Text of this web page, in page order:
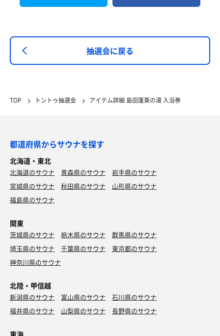
抽選会に戻る
TOP トントゥ抽選会 アイテム詳細 島田蓬莱の湯 入浴券
都道府県からサウナを探す
北海道・東北
北海道のサウナ 青森県のサウナ
岩手県のサウナ
宮城県のサウナ
秋田県のサウナ
山形県のサウナ
福島県のサウナ
関東
茨城県のサウナ 栃木県のサウナ
群馬県のサウナ
埼玉県のサウナ
千葉県のサウナ
東京都のサウナ
神奈川県のサウナ
北陸・甲信越
新潟県のサウナ 富山県のサウナ
石川県のサウナ
福井県のサウナ
山梨県のサウナ 長野県のサウナ
東海